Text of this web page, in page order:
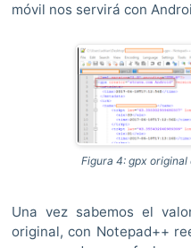
móvil nos servirá con
Figura 4: gpx
Una vez sabemos el
original, con Notepad++